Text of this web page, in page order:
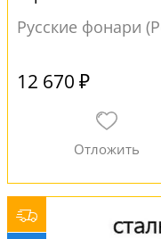
Русские фонари
12 670 ₽